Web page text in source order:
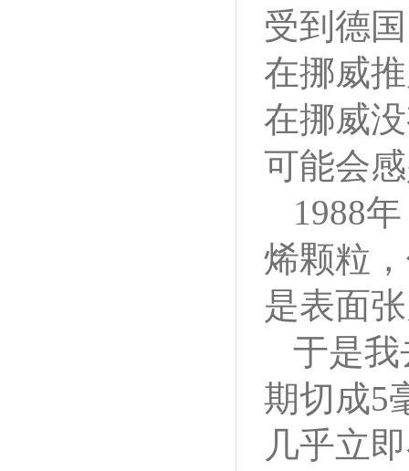
受到德
在挪威
在挪威
可能会
1988
烯颗粒
是表面
于是我
期切成5
几乎立